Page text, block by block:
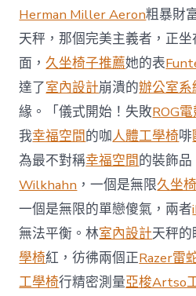
Herman Miller Aeron粗暴財
天秤，那個完美主義者，正
面，久坐椅子推薦她的表
達了室內設計崩潰的辦公室系
緣。「儀式開始！失敗ROG
我幸福空間的咖人體工學椅啡
為最不對稱幸福空間的裝飾品
Wilkhahn ，一個是無限久坐
一個是無限的單戀傻氣，兩者
無法平衡。林室內設計天秤
學椅紅，彷彿兩個正Razer雷
工學椅行精密測量亞梭Artso